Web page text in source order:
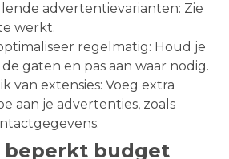
advertentievarianten: Zie
werkt.
regelmatig: Houd je
gaten en pas aan waar nodig.
van extensies: Voeg extra
aan je advertenties, zoals
beperkt budget